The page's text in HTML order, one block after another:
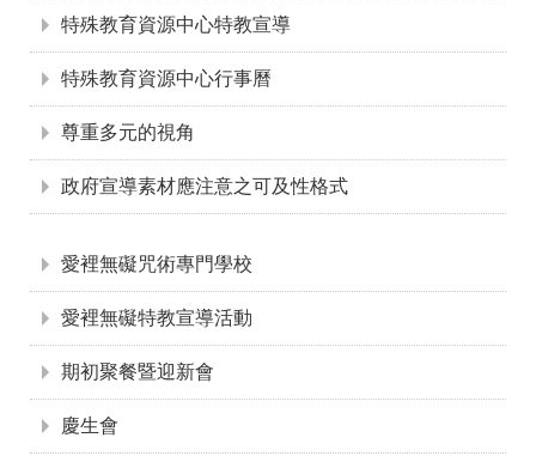
特殊教育資源中心特教宣導
特殊教育資源中心行事曆
尊重多元的視角
政府宣導素材應注意之可及性格式
愛裡無礙咒術專門學校
愛裡無礙特教宣導活動
期初聚餐暨迎新會
慶生會